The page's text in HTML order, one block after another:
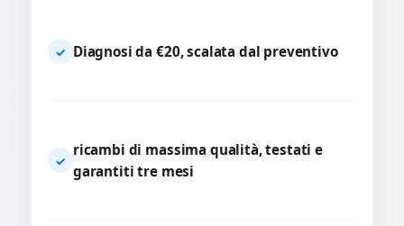
✓ Diagnosi da €20, scalata dal preventivo
✓
ricambi di massima qualità, testati e
garantiti tre mesi